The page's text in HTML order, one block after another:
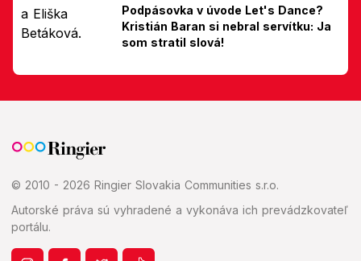
Podpásovka v úvode Let's Dance?
Kristián Baran si nebral servítku: Ja
som stratil slová!
© 2010 - 2026 Ringier Slovakia Communities s.r.o.
Autorské práva sú vyhradené a vykonáva ich prevádzkovateľ
portálu.